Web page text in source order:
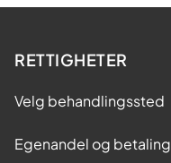
RETTIGHETER
Velg behandlingssted
Egenandel og betaling